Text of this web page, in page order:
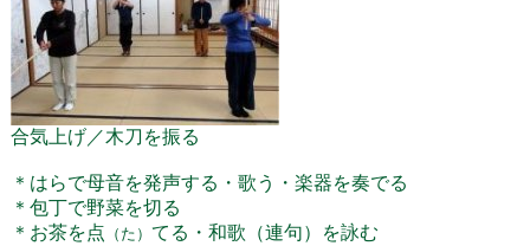
合気上げ／木刀を振る
＊はらで母音を発声する・歌う・楽器を奏でる
＊包丁で野菜を切る
＊お茶を点 （た） てる・和歌（連句）を詠む